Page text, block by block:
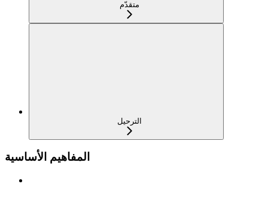
متقدّم
الترحيل
المفاهيم الأساسية